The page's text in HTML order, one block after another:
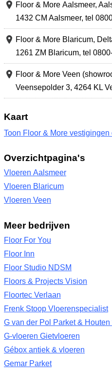
Floor & More Aalsmeer,
1432 CM Aalsmeer, tel
Floor & More Blaricum,
1261 ZM Blaricum, tel
Floor & More Veen
Veensepolder 3, 4264 KL
Kaart
Toon Floor & More vestigingen
Overzichtpagina's
Vloeren Aalsmeer
Vloeren Blaricum
Vloeren Veen
Meer bedrijven
Floor For You
Floor Inn
Floor Studio NDSM
Floors & Projects Vision
Floortec Verlaan
Frenk Stoop Vloerenspecialist
G van der Pol Parket & Houten
G-vloeren Gietvloeren
Gébox antiek & vloeren
Gemar Parket